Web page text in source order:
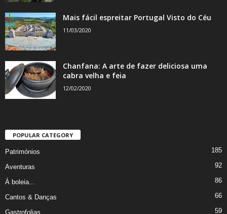
Mais fácil espreitar Portugal Visto do Céu
11/03/2020
Chanfana: A arte de fazer deliciosa uma
cabra velha e feia
12/02/2020
POPULAR CATEGORY
Patrimónios 185
Aventuras 92
À boleia... 86
Cantos & Danças 66
Gastrofolias 59